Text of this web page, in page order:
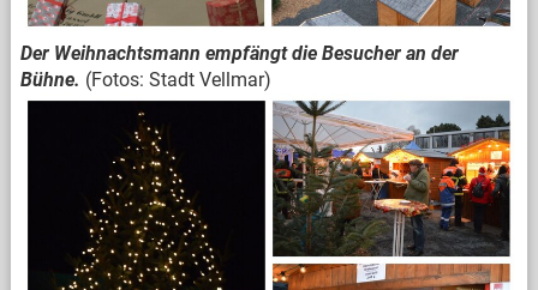
Der Weihnachtsmann empfängt die Besucher an der
Bühne. (Fotos: Stadt Vellmar)